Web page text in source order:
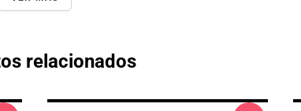
relacionados